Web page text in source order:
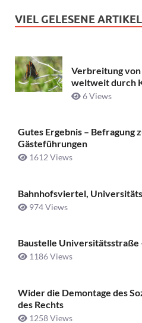
VIEL GELESENE
Verbreitung
weltweit durch
6 Views
Gutes Ergebnis – Befragung
Gästeführungen
1612 Views
Bahnhofsviertel,
974 Views
Baustelle
1186 Views
Wider die Demontage des
des Rechts
1258 Views